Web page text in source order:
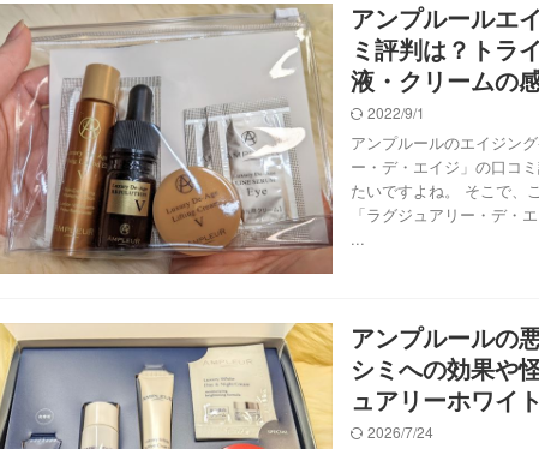
アンプルールエ
ミ評判は？トラ
液・クリームの
2022/9/1
アンプルールのエイジン
ー・デ・エイジ」の口コ
たいですよね。 そこで、
「ラグジュアリー・デ・
...
アンプルールの
シミへの効果や
ュアリーホワイ
2026/7/24